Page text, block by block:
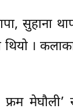
सुहाना
।
मेघौली’